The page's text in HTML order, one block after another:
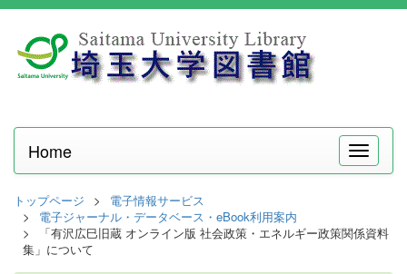
メ
ニ
Home
トップページ
電子情報サービス
電子ジャーナル・データベース・eBook利用案内
「有沢広巳旧蔵 オンライン版 社会政策・エネルギー政策関係資料
集」について